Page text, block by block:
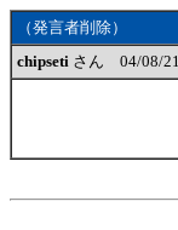
（発言者削除）
chipseti さん 04/08/